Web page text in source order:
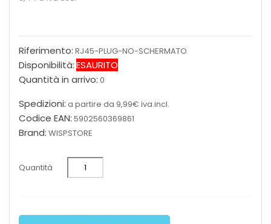
Riferimento: RJ45-PLUG-NO-SCHERMATO
Disponibilità:ESAURITO
Quantità in arrivo: 0
Spedizioni: a partire da 9,99€ iva incl.
Codice EAN: 5902560369861
Brand: WISPSTORE
Quantità